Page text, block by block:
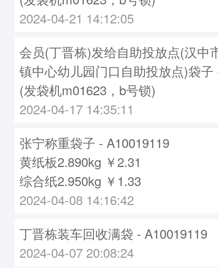
2024-04-21 14:12:05
会员(丁晋栋)发给自助投放点(汉中
镇中心幼儿园门口自助投放点)袋子
(发袋机m01623，b号锁)
2024-04-17 14:35:11
张宁称重袋子 - A10019119
黄纸板2.890kg ￥2.31
综合纸2.950kg ￥1.33
2024-04-08 14:16:42
丁晋栋装车回收满袋 - A10019119
2024-04-07 20:08:24